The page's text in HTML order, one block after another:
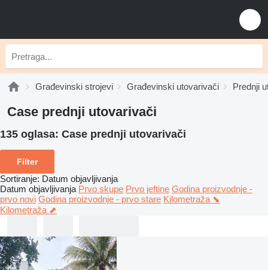
Građevinski strojevi Građevinski utovarivači Prednji
Case prednji utovarivači
135 oglasa: Case prednji utovarivači
Filter
Sortiranje: Datum objavljivanja
Datum objavljivanja Prvo skupe Prvo jeftine Godina proizvodnje -
prvo novi Godina proizvodnje - prvo stare Kilometraža ⬊
Kilometraža ⬈